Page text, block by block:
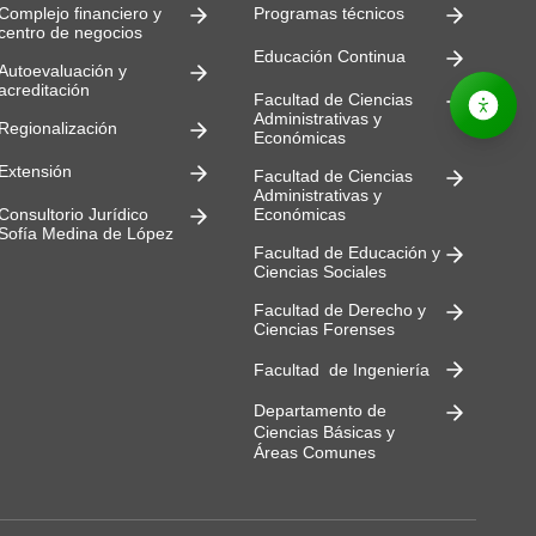
financiero y
de negocios
y
Regionalización
Extensión
Jurídico
Sofía Medina de López
Programas técnicos
Educación Continua
Facultad de Ciencias
Administrativas y
Económicas
Facultad de Ciencias
Administrativas y
Económicas
Facultad de Educación y
Ciencias Sociales
Facultad de Derecho y
Ciencias Forenses
Facultad de Ingeniería
Departamento de
Ciencias Básicas y
Áreas Comunes